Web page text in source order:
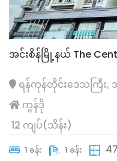
အင်းစိန်မြို့နယ် The
ရန်ကုန်တိုင်းဒေသကြီး,
ကွန်ဒို
12 ကျပ်(သိန်း)
1 ခန်း 1 ခန်း